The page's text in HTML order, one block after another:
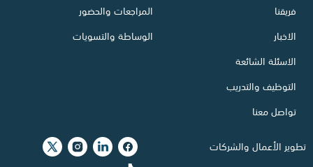
فريقنا
الاخبار
الاسئلة الشائعة
التوظيف والتدريب
تواصل معنا
المراجعات والحضور
الوساطة والتسويات
تطوير الأعمال والشركات